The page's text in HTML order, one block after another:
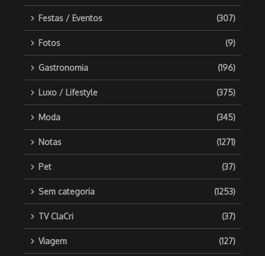
Festas / Eventos (307)
Fotos (9)
Gastronomia (196)
Luxo / Lifestyle (375)
Moda (345)
Notas (1271)
Pet (37)
Sem categoria (1253)
TV ClaCri (37)
Viagem (127)